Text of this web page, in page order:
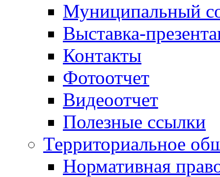
Муниципальный
Выставка-
Контакты
Фотоотчет
Видеоотчет
Полезные ссылки
Территориальное
Нормативная